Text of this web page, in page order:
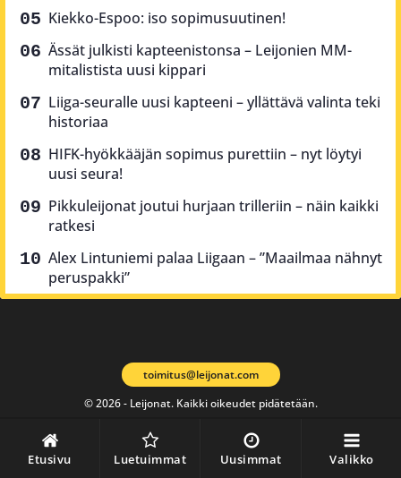
Etusivu Luetuimmat Uusimmat Valikko
Kiekko-Espoo: iso sopimusuutinen!
Ässät julkisti kapteenistonsa – Leijonien MM-
mitalistista uusi kippari
Liiga-seuralle uusi kapteeni – yllättävä valinta teki
historiaa
HIFK-hyökkääjän sopimus purettiin – nyt löytyi
uusi seura!
Pikkuleijonat joutui hurjaan trilleriin – näin kaikki
ratkesi
Alex Lintuniemi palaa Liigaan – ”Maailmaa nähnyt
peruspakki”
© 2026 - Leijonat. Kaikki oikeudet pidätetään.
toimitus@leijonat.com